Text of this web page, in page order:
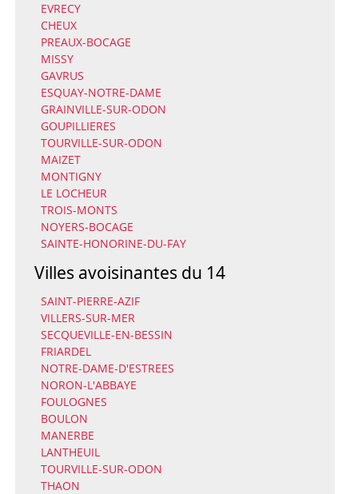
EVRECY
CHEUX
PREAUX-BOCAGE
MISSY
GAVRUS
ESQUAY-NOTRE-DAME
GRAINVILLE-SUR-ODON
GOUPILLIERES
TOURVILLE-SUR-ODON
MAIZET
MONTIGNY
LE LOCHEUR
TROIS-MONTS
NOYERS-BOCAGE
SAINTE-HONORINE-DU-FAY
Villes avoisinantes du 14
SAINT-PIERRE-AZIF
VILLERS-SUR-MER
SECQUEVILLE-EN-BESSIN
FRIARDEL
NOTRE-DAME-D'ESTREES
NORON-L'ABBAYE
FOULOGNES
BOULON
MANERBE
LANTHEUIL
TOURVILLE-SUR-ODON
THAON